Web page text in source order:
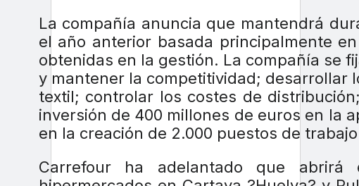
La compañía anuncia que mantendrá
el año anterior basada principalmente
obtenidas en la gestión. La compañía se
y mantener la competitividad; desarrollar
textil; controlar los costes de
inversión de 400 millones de euros en la
en la creación de 2.000 puestos de
Carrefour ha adelantado que